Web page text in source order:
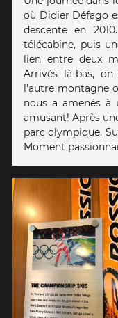
où Didier Défago
descente en
télécabine, puis
lien entre deux
Arrivés là-bas,
l'autre montagne
nous a amenés à
amusant! Après
parc olympique.
Moment